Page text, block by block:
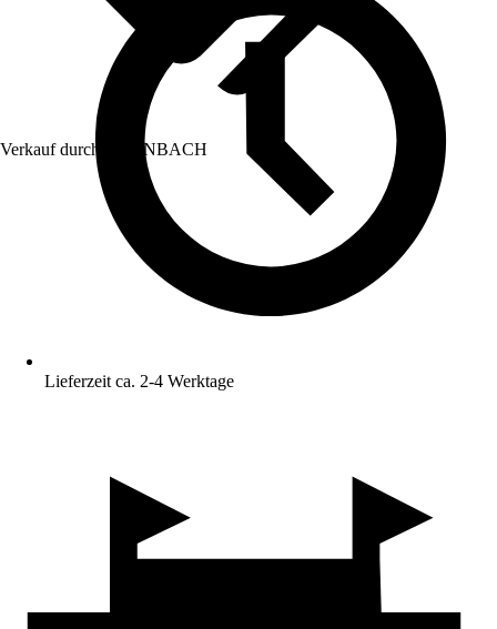
Verkauf durch: HORNBACH
Lieferzeit ca. 2-4 Werktage